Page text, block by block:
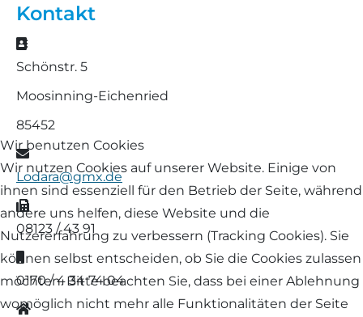
Kontakt
Adresse
Schönstr. 5
Moosinning-Eichenried
85452
E-Mail
Lodara@gmx.de
Fax
08123 / 43 91
Mobil
0170 / 4 34 74 04
Website
Wir benutzen Cookies
Wir nutzen Cookies auf unserer Website. Einige von
ihnen sind essenziell für den Betrieb der Seite, während
andere uns helfen, diese Website und die
Nutzererfahrung zu verbessern (Tracking Cookies). Sie
können selbst entscheiden, ob Sie die Cookies zulassen
möchten. Bitte beachten Sie, dass bei einer Ablehnung
womöglich nicht mehr alle Funktionalitäten der Seite
Formulare/Download
Preisrichter in Bayern
Futtrationsrechner
Neueinsteiger
Fachberater in Bayern
Lineare Beurteilung Zahnstellung
Landschaf
Rouge de Roussillon
Schwarzes Villnösser Schaf
Scottish Blackface
Shetland
Skudde
South Down